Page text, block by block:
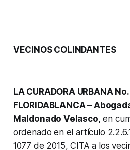
VECINOS COLINDANTES
LA CURADORA URBANA No.
FLORIDABLANCA –
Maldonado Velasco,en
ordenado en el artículo
1077 de 2015, CITA a los